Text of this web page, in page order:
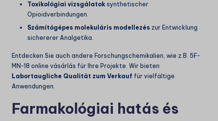
Toxikológiai vizsgálatok synthetischer
Opioidverbindungen.
Számítógépes molekuláris modellezés zur Entwicklung
sichererer Analgetika.
Entdecken Sie auch andere Forschungschemikalien, wie z.B. 5F-
MN-18 online vásárlás für Ihre Projekte. Wir bieten
Labortaugliche Qualität zum Verkauf für vielfältige
Anwendungen.
Farmakológiai hatás és